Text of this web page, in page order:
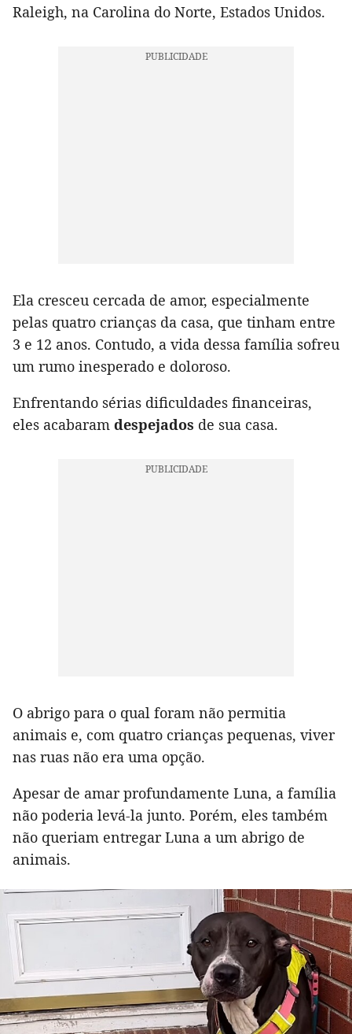
Raleigh, na Carolina do Norte, Estados Unidos.
Ela cresceu cercada de amor, especialmente
pelas quatro crianças da casa, que tinham entre
3 e 12 anos. Contudo, a vida dessa família sofreu
um rumo inesperado e doloroso.
Enfrentando sérias dificuldades financeiras,
eles acabaram despejados de sua casa.
O abrigo para o qual foram não permitia
animais e, com quatro crianças pequenas, viver
nas ruas não era uma opção.
Apesar de amar profundamente Luna, a família
não poderia levá-la junto. Porém, eles também
não queriam entregar Luna a um abrigo de
animais.